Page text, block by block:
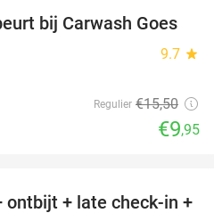
36%
bij Carwash Goes
9.7 star
Regulier €15,50
€9,95
ontbijt + late check-in +